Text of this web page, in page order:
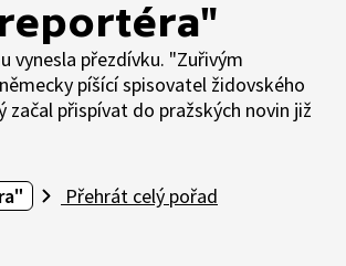
vynesla přezdívku. "Zuřivým
píšící spisovatel židovského
přispívat do pražských novin již
Přehrát celý pořad